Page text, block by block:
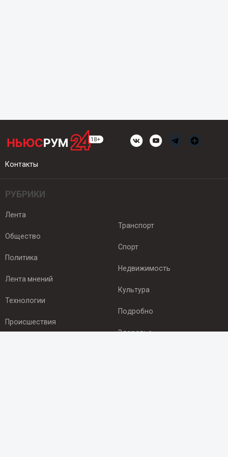
Контакты
РУБРИКИ
Лента
Общество
Политика
Лента мнений
Технологии
Происшествия
Транспорт
Спорт
Недвижимость
Культура
Подробно
Здоровье